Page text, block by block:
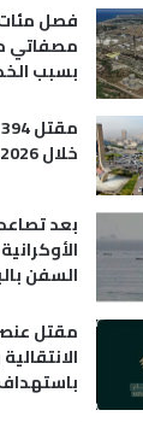
فصل
مصفاتي
بسبب
خلال 2026.. والأعلى في أيار
بعد
السفن
مقتل